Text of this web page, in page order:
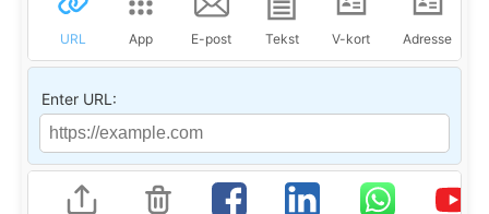
URL App E-post Tekst V-kort Adresse
Enter URL: